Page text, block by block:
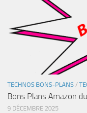
TECHNOS BONS-PLANS /
Bons Plans Amazon
9 DÉCEMBRE 2025